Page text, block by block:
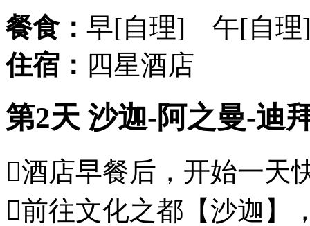
餐食： 早[自理] 午[自
住宿： 四星酒店
第2天 沙迦-阿之曼-迪
酒店早餐后，开始一天
前往文化之都【沙迦】